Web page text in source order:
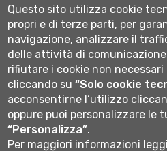
Mappa del sito
Normativa cookie
Informativa privacy
Cookie settings
Wi-fi
Webmail
Università
Questo sito utilizza cookie
propri e di terze parti, per
navigazione, analizzare il
delle attività di
rifiutare i cookie non
cliccando su“Solo cookie
acconsentirne l’utilizzo
oppure puoi personalizzare le
“Personalizza”.
Per maggiori informazioni